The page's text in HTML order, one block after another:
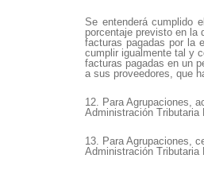
Se entenderá cumplido
porcentaje previsto en la
facturas pagadas por la
cumplir igualmente tal y
facturas pagadas en un
a sus proveedores, que
12. Para Agrupaciones,
Administración
13. Para Agrupaciones,
Administración Tributaria